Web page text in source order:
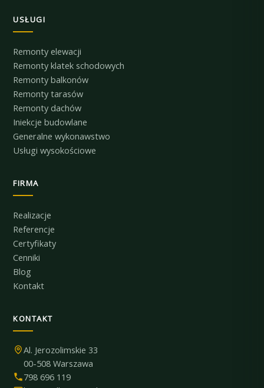
USŁUGI
Remonty elewacji
Remonty klatek schodowych
Remonty balkonów
Remonty tarasów
Remonty dachów
Iniekcje budowlane
Generalne wykonawstwo
Usługi wysokościowe
FIRMA
Realizacje
Referencje
Certyfikaty
Cenniki
Blog
Kontakt
KONTAKT
Al. Jerozolimskie 33
00-508 Warszawa
798 696 119